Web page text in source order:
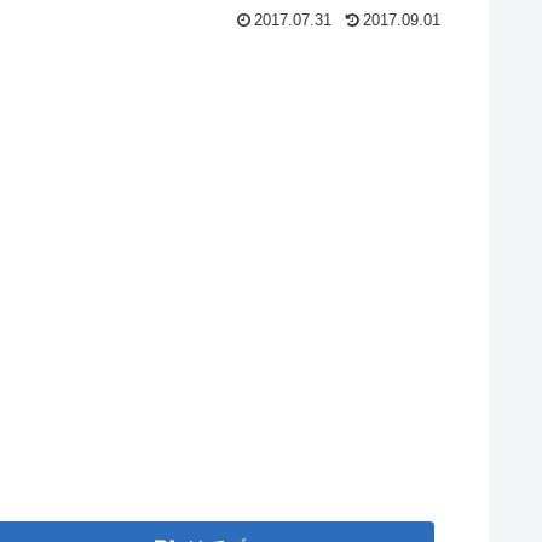
2017.07.31 2017.09.01